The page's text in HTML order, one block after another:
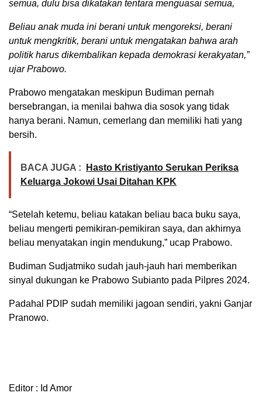
semua, dulu bisa dikatakan tentara menguasai semua,
Beliau anak muda ini berani untuk mengoreksi, berani
untuk mengkritik, berani untuk mengatakan bahwa arah
politik harus dikembalikan kepada demokrasi kerakyatan,”
ujar Prabowo.
Prabowo mengatakan meskipun Budiman pernah
bersebrangan, ia menilai bahwa dia sosok yang tidak
hanya berani. Namun, cemerlang dan memiliki hati yang
bersih.
BACA JUGA :
Hasto Kristiyanto Serukan Periksa
Keluarga Jokowi Usai Ditahan KPK
“Setelah ketemu, beliau katakan beliau baca buku saya,
beliau mengerti pemikiran-pemikiran saya, dan akhirnya
beliau menyatakan ingin mendukung,” ucap Prabowo.
Budiman Sudjatmiko sudah jauh-jauh hari memberikan
sinyal dukungan ke Prabowo Subianto pada Pilpres 2024.
Padahal PDIP sudah memiliki jagoan sendiri, yakni Ganjar
Pranowo.
Editor : Id Amor